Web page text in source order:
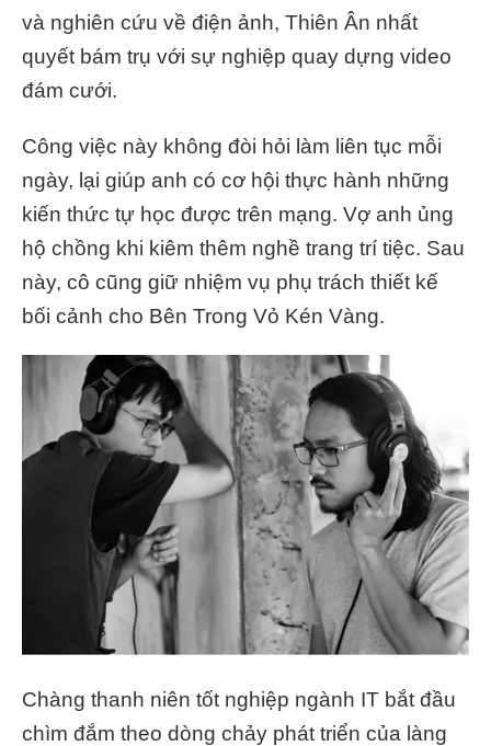
và nghiên cứu về điện ảnh, Thiên Ân nhất
quyết bám trụ với sự nghiệp quay dựng video
đám cưới.
Công việc này không đòi hỏi làm liên tục mỗi
ngày, lại giúp anh có cơ hội thực hành những
kiến thức tự học được trên mạng. Vợ anh ủng
hộ chồng khi kiêm thêm nghề trang trí tiệc. Sau
này, cô cũng giữ nhiệm vụ phụ trách thiết kế
bối cảnh cho Bên Trong Vỏ Kén Vàng.
Chàng thanh niên tốt nghiệp ngành IT bắt đầu
chìm đắm theo dòng chảy phát triển của làng